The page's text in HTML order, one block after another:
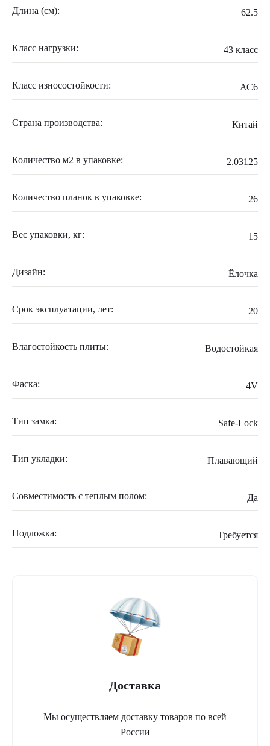
Длина (см): 62.5
Класс нагрузки: 43 класс
Класс износостойкости: АС6
Страна производства: Китай
Количество м2 в упаковке: 2.03125
Количество планок в упаковке: 26
Вес упаковки, кг: 15
Дизайн: Ёлочка
Срок эксплуатации, лет: 20
Влагостойкость плиты: Водостойкая
Фаска: 4V
Тип замка: Safe-Lock
Тип укладки: Плавающий
Совместимость с теплым полом: Да
Подложка: Требуется
Доставка
Мы осуществляем доставку товаров по всей
России